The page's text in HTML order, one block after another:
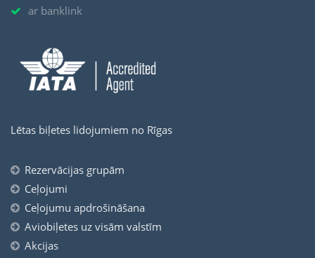
ar banklink
Lētas biļetes lidojumiem no Rīgas
Rezervācijas grupām
Ceļojumi
Ceļojumu apdrošināšana
Aviobiļetes uz visām valstīm
Akcijas